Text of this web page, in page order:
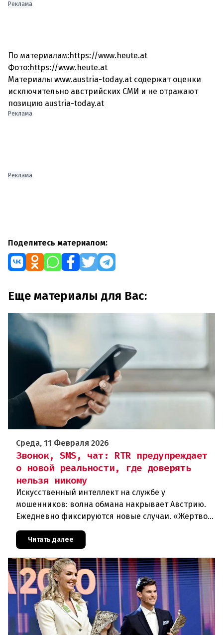
Реклама
По материалам:https://www.heute.at
Фото:https://www.heute.at
Материалы www.austria-today.at содержат оценки
исключительно австрийских СМИ и не отражают
Реклама
Реклама
Поделитесь материалом:
Еще материалы для Вас:
Среда, 11 Февраля 2026
Звонок, SMS, чат: RTR предупреждает
о новой реальности, где доверять
нельзя никому
Искусственный интеллект на службе у
мошенников: волна обмана накрывает Австрию.
Ежедневно фиксируются новые случаи. «Жертвой
интернете с использованием искус
Читать далее